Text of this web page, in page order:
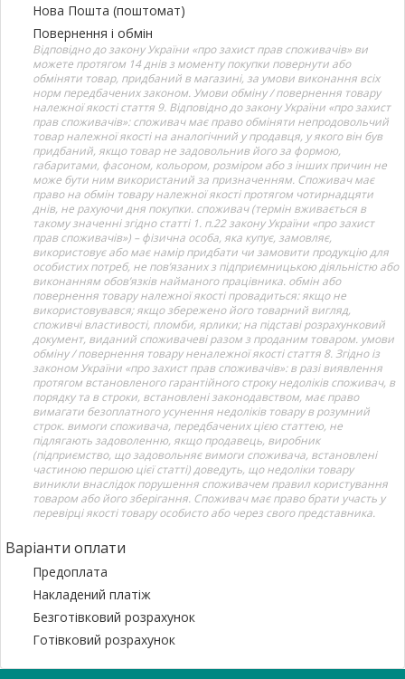
Нова Пошта (поштомат)
Повернення і обмін
Відповідно до закону України «про захист прав споживачів» ви
можете протягом 14 днів з моменту покупки повернути або
обміняти товар, придбаний в магазині, за умови виконання всіх
норм передбачених законом. Умови обміну / повернення товару
належної якості стаття 9. Відповідно до закону України «про захист
прав споживачів»: споживач має право обміняти непродовольчий
товар належної якості на аналогічний у продавця, у якого він був
придбаний, якщо товар не задовольнив його за формою,
габаритами, фасоном, кольором, розміром або з інших причин не
може бути ним використаний за призначенням. Споживач має
право на обмін товару належної якості протягом чотирнадцяти
днів, не рахуючи дня покупки. споживач (термін вживається в
такому значенні згідно статті 1. п.22 закону України «про захист
прав споживачів») – фізична особа, яка купує, замовляє,
використовує або має намір придбати чи замовити продукцію для
особистих потреб, не пов’язаних з підприємницькою діяльністю або
виконанням обов’язків найманого працівника. обмін або
повернення товару належної якості провадиться: якщо не
використовувався; якщо збережено його товарний вигляд,
споживчі властивості, пломби, ярлики; на підставі розрахунковий
документ, виданий споживачеві разом з проданим товаром. умови
обміну / повернення товару неналежної якості стаття 8. Згідно із
законом України «про захист прав споживачів»: в разі виявлення
протягом встановленого гарантійного строку недоліків споживач, в
порядку та в строки, встановлені законодавством, має право
вимагати безоплатного усунення недоліків товару в розумний
строк. вимоги споживача, передбачених цією статтею, не
підлягають задоволенню, якщо продавець, виробник
(підприємство, що задовольняє вимоги споживача, встановлені
частиною першою цієї статті) доведуть, що недоліки товару
виникли внаслідок порушення споживачем правил користування
товаром або його зберігання. Споживач має право брати участь у
перевірці якості товару особисто або через свого представника.
Варіанти оплати
Предоплата
Накладений платіж
Безготівковий розрахунок
Готівковий розрахунок